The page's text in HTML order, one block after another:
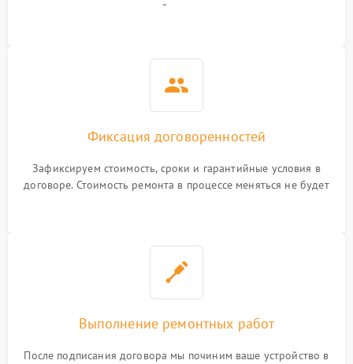
гарантийные условия
Фиксация договоренностей
Зафиксируем стоимость, сроки и гарантийные условия в
договоре. Стоимость ремонта в процессе меняться не будет
Выполнение ремонтных работ
После подписания договора мы починим ваше устройство в